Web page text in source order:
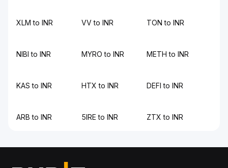
XLM to INR VV to INR TON to INR
NIBI to INR MYRO to INR METH to INR
KAS to INR HTX to INR DEFI to INR
ARB to INR 5IRE to INR ZTX to INR